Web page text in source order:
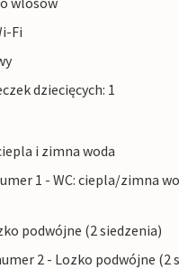
Fi
dziecięcych: 1
i zimna woda
1 - WC: ciepla/zimna
podwójne (2 siedzenia)
2 - Lozko podwójne (2